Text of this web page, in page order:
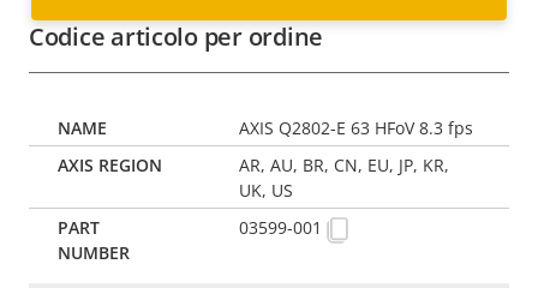
Codice articolo per ordine
AXIS Q2802-E 63 HFoV 8.3 fps
AR, AU, BR, CN, EU, JP, KR,
UK, US
03599-001